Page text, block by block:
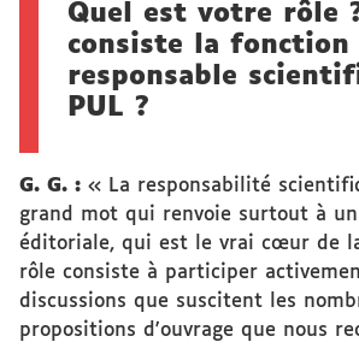
Quel est votre rôle
consiste la fonction
responsable
PUL ?
G. G. : « La responsabilité
grand mot qui renvoie surtout à
éditoriale, qui est le vrai cœur de
rôle consiste à participer
discussions que suscitent les
propositions d'ouvrage que nous